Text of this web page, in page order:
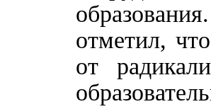
отметил,
от